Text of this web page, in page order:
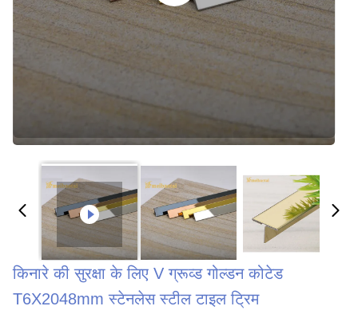
किनारे की सुरक्षा के लिए V ग्रूव्ड गोल्डन कोटेड
T6X2048mm स्टेनलेस स्टील टाइल ट्रिम